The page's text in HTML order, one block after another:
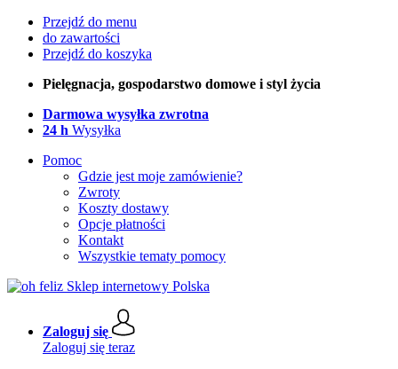
Przejdź do menu
do zawartości
Przejdź do koszyka
Pielęgnacja, gospodarstwo domowe i styl życia
Darmowa wysyłka zwrotna
24 h Wysyłka
Pomoc
Gdzie jest moje zamówienie?
Zwroty
Koszty dostawy
Opcje płatności
Kontakt
Wszystkie tematy pomocy
Zaloguj się
Zaloguj się teraz